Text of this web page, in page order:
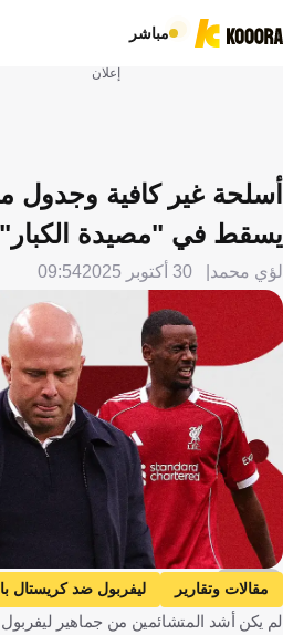
مباشر
إعلان
أسلحة غير كافية
يسقط في "مصيدة الكبار"
لؤي محمد 30 أكتوبر 2025 09:54
kooora
مقالات وتقارير ليفربول ضد كريستال
كريستال بالاس
كأس رابطة
لم يكن أشد المتشائمين من جماهير ليفربول